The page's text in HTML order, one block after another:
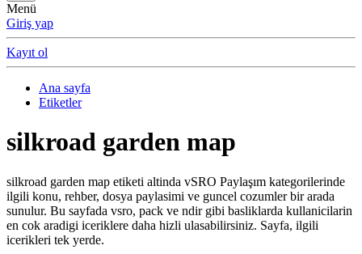
Menü
Giriş yap
Kayıt ol
Ana sayfa
Etiketler
silkroad garden map
silkroad garden map etiketi altinda vSRO Paylaşım kategorilerinde
ilgili konu, rehber, dosya paylasimi ve guncel cozumler bir arada
sunulur. Bu sayfada vsro, pack ve ndir gibi basliklarda kullanicilarin
en cok aradigi iceriklere daha hizli ulasabilirsiniz. Sayfa, ilgili
icerikleri tek yerde.